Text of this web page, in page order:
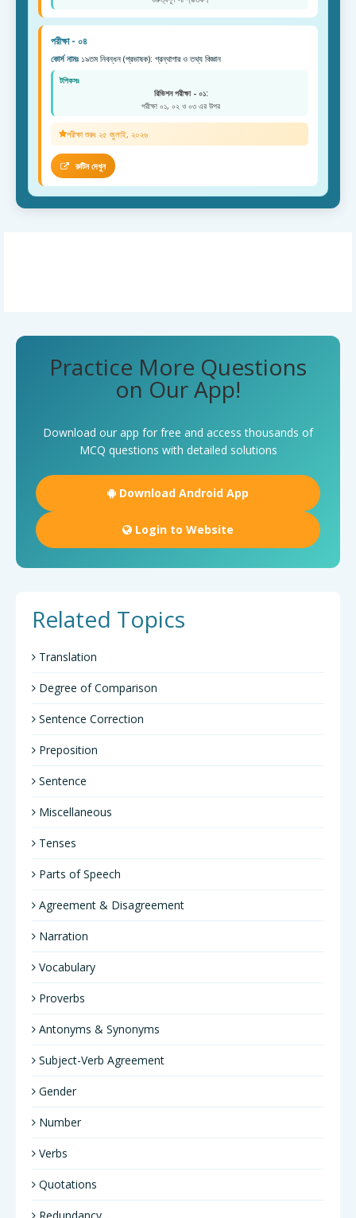
পরীক্ষা - ০৪
কোর্স নামঃ ১৯তম নিবন্ধন (প্রভাষক): গ্রন্থাগার ও তথ্য বিজ্ঞান
টপিকসঃ
রিভিশন পরীক্ষা - ০১:
পরীক্ষা ০১, ০২ ও ০৩ এর উপর
পরীক্ষা শুরুঃ ২৫ জুলাই, ২০২৬
রুটিন দেখুন
Practice More Questions
on Our App!
Download our app for free and access thousands of
MCQ questions with detailed solutions
Download Android App
Login to Website
Related Topics
Translation
Degree of Comparison
Sentence Correction
Preposition
Sentence
Miscellaneous
Tenses
Parts of Speech
Agreement & Disagreement
Narration
Vocabulary
Proverbs
Antonyms & Synonyms
Subject-Verb Agreement
Gender
Number
Verbs
Quotations